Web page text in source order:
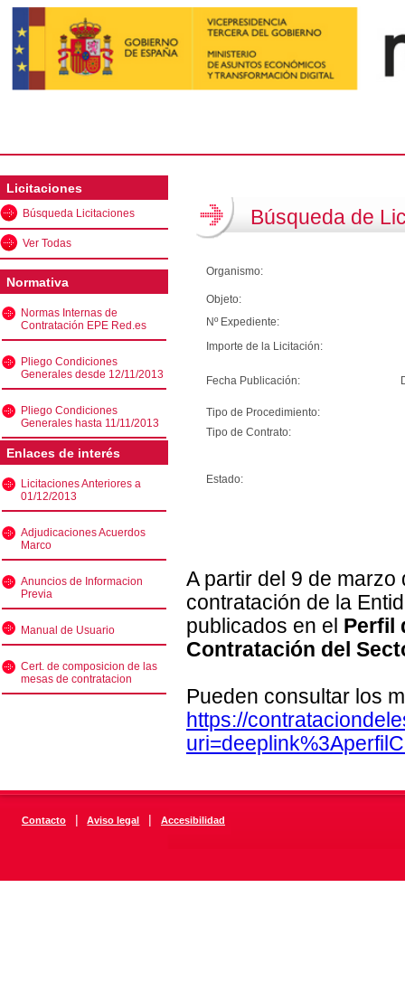
Licitaciones
Búsqueda Licitaciones
Ver Todas
Normativa
Normas Internas de
Contratación EPE Red.es
Pliego Condiciones
Generales desde 12/11/2013
Pliego Condiciones
Generales hasta 11/11/2013
Enlaces de interés
Licitaciones Anteriores a
01/12/2013
Adjudicaciones Acuerdos
Marco
Anuncios de Informacion
Previa
Manual de Usuario
Cert. de composicion de las
mesas de contratacion
Búsqueda de
Organismo:
Objeto:
Nº Expediente:
Importe de la Licitación:
Fecha Publicación:
Tipo de Procedimiento:
Tipo de Contrato:
Estado:
A partir del 9 de
contratación de la
publicados en el Perfil
Contratación del
Pueden consultar los
https://
Contacto | Aviso legal | Accesibilidad